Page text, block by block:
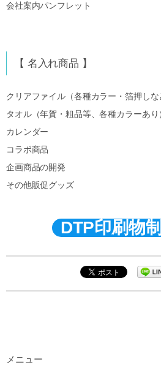
会社案内パンフレット
【 名入れ商品 】
クリアファイル（各種カラー・箔押しな
タオル（年賀・粗品等、各種カラーあり
カレンダー
コラボ商品
企画商品の開発
その他販促グッズ
DTP印刷物
メニュー